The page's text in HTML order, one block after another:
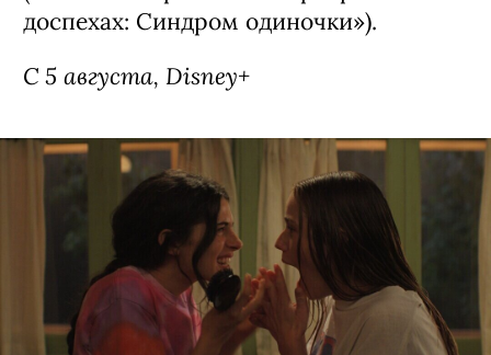
доспехах: Синдром одиночки»).
С 5 августа, Disney+